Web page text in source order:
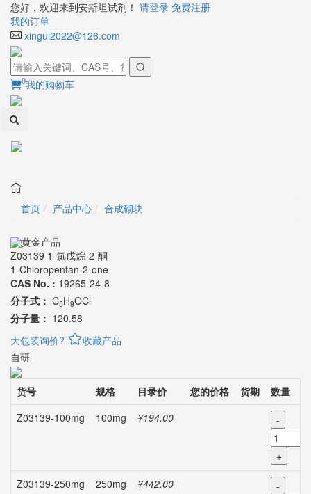
您好，欢迎来到安斯坦试剂！ 请登录 免费注册
我的订单
xingui2022@126.com
0我的购物车
首页 产品中心 合成砌块
黄金产品
Z03139 1-氯戊烷-2-酮
1-Chloropentan-2-one
CAS No. : 19265-24-8
分子式： C5H9OCl
分子量： 120.58
大包装询价?
收藏产品
自研
货号 规格 目录价 您的价格 货期
数量
Z03139-100mg
100mg ¥194.00 -
+
Z03139-250mg
250mg ¥442.00 -